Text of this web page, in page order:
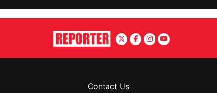
Contact Us